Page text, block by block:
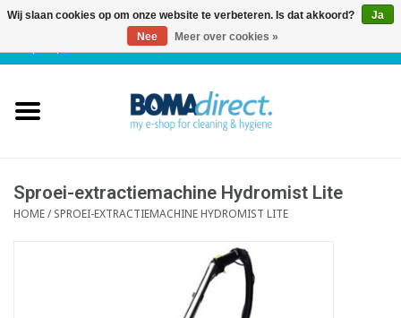
Klantenservice
Sproei-extractiemachine Hydromist Lite
HOME/SPROEI-EXTRACTIEMACHINE HYDROMIST LITE
Wij slaan cookies op om onze website te verbeteren. Is dat akkoord?
Ja
Nee
Meer over cookies »